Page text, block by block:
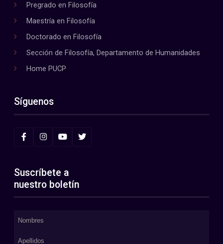
Pregrado en Filosofía
Maestría en Filosofía
Doctorado en Filosofía
Sección de Filosofía, Departamento de Humanidades
Home PUCP
Síguenos
Suscríbete a
nuestro boletín